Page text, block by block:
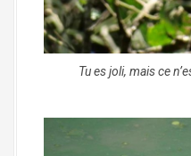
Tu es joli, mais ce